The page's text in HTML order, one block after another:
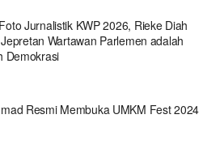
Jurnalistik KWP 2026, Rieke Diah
Wartawan Parlemen adalah
Demokrasi
Resmi Membuka UMKM Fest 2024